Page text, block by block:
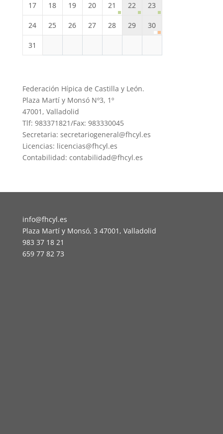
17 18 19 20 21 22 23
24 25 26 27 28 29 30
31
Federación Hípica de Castilla y León.
Plaza Martí y Monsó Nº3, 1º
47001, Valladolid
Tlf: 983371821/Fax: 983330045
Secretaria: secretariogeneral@fhcyl.es
Licencias: licencias@fhcyl.es
Contabilidad: contabilidad@fhcyl.es
info@fhcyl.es
Plaza Martí y Monsó, 3 47001, Valladolid
983 37 18 21
659 77 82 73